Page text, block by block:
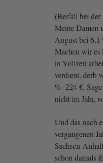
(Beifall bei
Meine Damen
August bei 6,1
Machen wir es
in Vollzeit
verdient, derb
% 224 €.
nicht im Jahr,
Und das nach
vergangenen
Sachsen-
schon damals